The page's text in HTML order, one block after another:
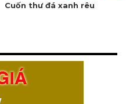
Cuốn thư đá xanh rêu